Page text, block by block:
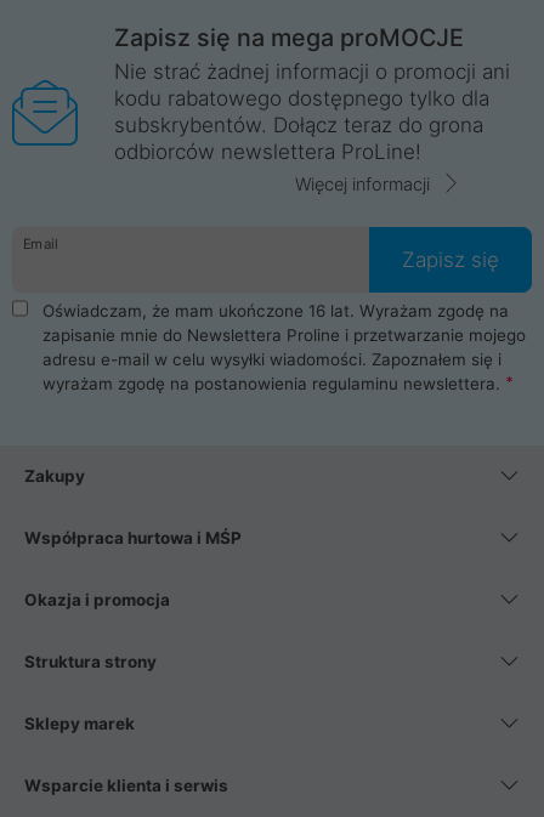
Zapisz się na mega proMOCJE
Nie strać żadnej informacji o promocji ani
kodu rabatowego dostępnego tylko dla
subskrybentów. Dołącz teraz do grona
odbiorców newslettera ProLine!
Więcej informacji
Email
Zapisz się
Oświadczam, że mam ukończone 16 lat. Wyrażam zgodę na
zapisanie mnie do Newslettera Proline i przetwarzanie mojego
adresu e-mail w celu wysyłki wiadomości. Zapoznałem się i
wyrażam zgodę na postanowienia regulaminu newslettera.
Zakupy
Współpraca hurtowa i MŚP
Okazja i promocja
Struktura strony
Sklepy marek
Wsparcie klienta i serwis